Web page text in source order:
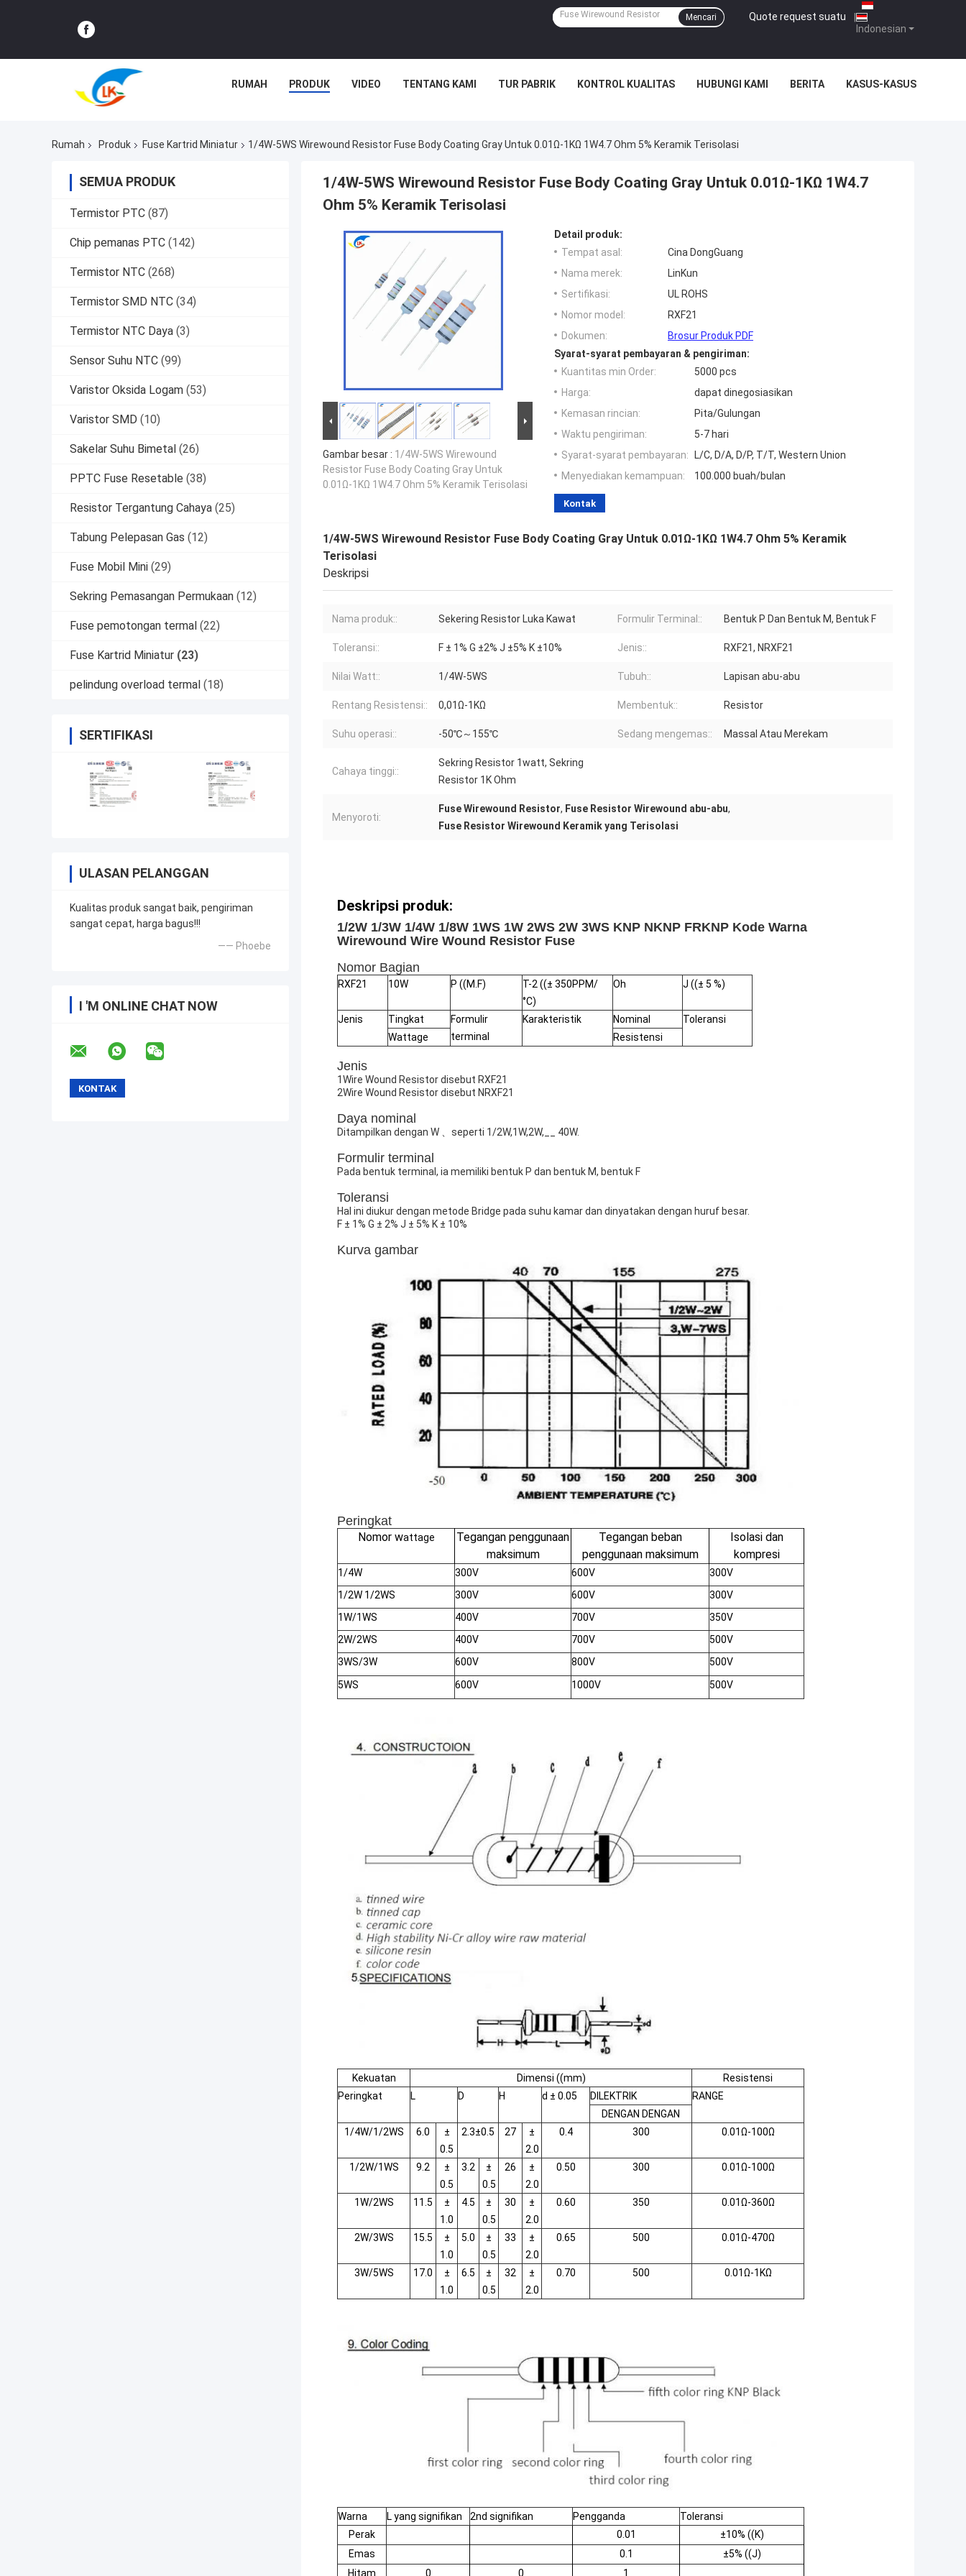
Indonesian
Quote request suatu |
Mencari
RUMAH PRODUK VIDEO TENTANG KAMI TUR PABRIK KONTROL KUALITAS HUBUNGI KAMI BERITA KASUS-KASUS
Rumah Produk Fuse Kartrid Miniatur 1/4W-5WS Wirewound Resistor Fuse Body Coating Gray Untuk 0.01Ω-1KΩ 1W4.7 Ohm 5% Keramik Terisolasi
SEMUA PRODUK
Termistor PTC (87)
Chip pemanas PTC (142)
Termistor NTC (268)
Termistor SMD NTC (34)
Termistor NTC Daya (3)
Sensor Suhu NTC (99)
Varistor Oksida Logam (53)
Varistor SMD (10)
Sakelar Suhu Bimetal (26)
PPTC Fuse Resetable (38)
Resistor Tergantung Cahaya (25)
Tabung Pelepasan Gas (12)
Fuse Mobil Mini (29)
Sekring Pemasangan Permukaan (12)
Fuse pemotongan termal (22)
Fuse Kartrid Miniatur (23)
pelindung overload termal (18)
SERTIFIKASI
ULASAN PELANGGAN
Kualitas produk sangat baik, pengiriman
sangat cepat, harga bagus!!!
—— Phoebe
I 'M ONLINE CHAT NOW
1/4W-5WS Wirewound Resistor Fuse Body Coating Gray Untuk 0.01Ω-1KΩ 1W4.7
Ohm 5% Keramik Terisolasi
Gambar besar : 1/4W-5WS Wirewound
Resistor Fuse Body Coating Gray Untuk
0.01Ω-1KΩ 1W4.7 Ohm 5% Keramik Terisolasi
Detail produk:
Tempat asal:
Cina DongGuang
Nama merek:
LinKun
Sertifikasi:
UL ROHS
Nomor model:
RXF21
Dokumen:
Brosur Produk PDF
Syarat-syarat pembayaran & pengiriman:
Kuantitas min Order:
5000 pcs
Harga:
dapat dinegosiasikan
Kemasan rincian:
Pita/Gulungan
Waktu pengiriman:
5-7 hari
Syarat-syarat pembayaran:
L/C, D/A, D/P, T/T, Western Union
Menyediakan kemampuan:
100.000 buah/bulan
Kontak
1/4W-5WS Wirewound Resistor Fuse Body Coating Gray Untuk 0.01Ω-1KΩ 1W4.7 Ohm 5% Keramik
Terisolasi
Deskripsi
Nama produk:: Sekering Resistor Luka Kawat Formulir Terminal:: Bentuk P Dan Bentuk M, Bentuk F
Toleransi:: F ± 1% G ±2% J ±5% K ±10% Jenis:: RXF21, NRXF21
Nilai Watt:: 1/4W-5WS Tubuh:: Lapisan abu-abu
Rentang Resistensi:: 0,01Ω-1KΩ Membentuk:: Resistor
Suhu operasi:: -50℃～155℃ Sedang mengemas:: Massal Atau Merekam
Cahaya tinggi::
Sekring Resistor 1watt, Sekring
Resistor 1K Ohm
Menyoroti:
Fuse Wirewound Resistor, Fuse Resistor Wirewound abu-abu,
Fuse Resistor Wirewound Keramik yang Terisolasi
Deskripsi produk:
1/2W 1/3W 1/4W 1/8W 1WS 1W 2WS 2W 3WS KNP NKNP FRKNP Kode Warna
Wirewound Wire Wound Resistor Fuse
Nomor Bagian
RXF21 10W P ((M.F)
T-2 ((± 350PPM/
°C)
Oh J ((± 5 %)
Jenis Tingkat
Formulir
terminal
Karakteristik Nominal
Toleransi
Wattage
Resistensi
Jenis
1Wire Wound Resistor disebut RXF21
2Wire Wound Resistor disebut NRXF21
Daya nominal
Ditampilkan dengan W 、seperti 1/2W,1W,2W,__ 40W.
Formulir terminal
Pada bentuk terminal, ia memiliki bentuk P dan bentuk M, bentuk F
Toleransi
Hal ini diukur dengan metode Bridge pada suhu kamar dan dinyatakan dengan huruf besar.
F ± 1% G ± 2% J ± 5% K ± 10%
Kurva gambar
Peringkat
Nomor wattage
Tegangan penggunaan
maksimum
Tegangan beban
penggunaan maksimum
Isolasi dan
kompresi
1/4W 300V 600V
300V
1/2W 1/2WS
300V 600V
300V
1W/1WS
400V 700V
350V
2W/2WS
400V 700V
500V
3WS/3W
600V 800V
500V
5WS
600V 1000V 500V
Kekuatan Dimensi ((mm)
Resistensi
Peringkat
L D H d ± 0.05 DILEKTRIK
RANGE
DENGAN DENGAN
1/4W/1/2WS
6.0
±
0.5
2.3±0.5 27
±
2.0
0.4 300 0.01Ω-100Ω
1/2W/1WS 9.2
±
0.5
3.2
±
0.5
26
±
2.0
0.50 300 0.01Ω-100Ω
1W/2WS 11.5
±
1.0
4.5
±
0.5
30
±
2.0
0.60 350 0.01Ω-360Ω
2W/3WS 15.5
±
1.0
5.0
±
0.5
33
±
2.0
0.65 500 0.01Ω-470Ω
3W/5WS 17.0
±
1.0
6.5
±
0.5
32
±
2.0
0.70 500 0.01Ω-1KΩ
Warna L yang signifikan 2nd signifikan Pengganda
Toleransi
Perak
0.01 ±10% ((K)
Emas
0.1 ±5% ((J)
Hitam
0 0 1